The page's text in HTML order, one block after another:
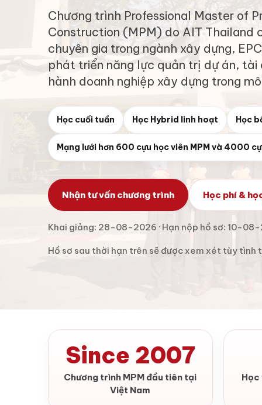
Chương trình Professional Master of
Construction (MPM) do AIT Thailand
chuyên gia trong ngành xây dựng,
phát triển năng lực quản trị dự án,
hành doanh nghiệp xây dựng trong
Học cuối tuần Học Hybrid linh hoạt Học
Mạng lưới hơn 600 cựu học viên MPM và 4000
Nhận tư vấn chương trình Học phí &
Khai giảng: 28-08-2026 · Hạn nộp hồ sơ: 10-
Hồ sơ sau thời hạn trên sẽ được xem xét tùy tình
Since 2007
Chương trình MPM đầu tiên tại
Việt Nam
Học